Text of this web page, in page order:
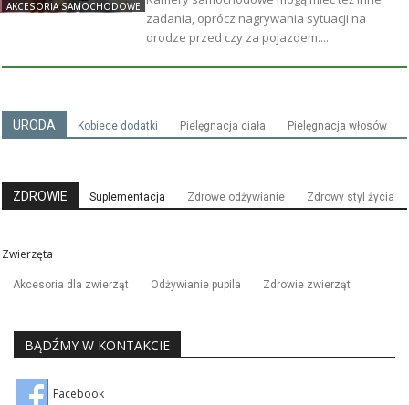
AKCESORIA SAMOCHODOWE
zadania, oprócz nagrywania sytuacji na
drodze przed czy za pojazdem....
URODA Kobiece dodatki Pielęgnacja ciała Pielęgnacja włosów
ZDROWIE Suplementacja Zdrowe odżywianie Zdrowy styl życia
Zwierzęta
Akcesoria dla zwierząt Odżywianie pupila Zdrowie zwierząt
BĄDŹMY W KONTAKCIE
Facebook